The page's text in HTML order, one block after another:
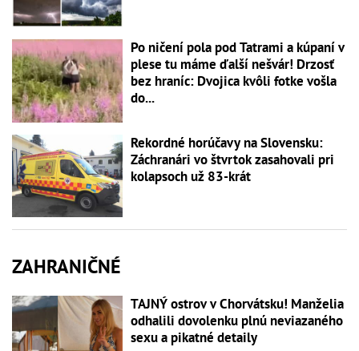
Po ničení pola pod Tatrami a kúpaní v
plese tu máme ďalší nešvár! Drzosť
bez hraníc: Dvojica kvôli fotke vošla
do...
Rekordné horúčavy na Slovensku:
Záchranári vo štvrtok zasahovali pri
kolapsoch už 83-krát
ZAHRANIČNÉ
TAJNÝ ostrov v Chorvátsku! Manželia
odhalili dovolenku plnú neviazaného
sexu a pikatné detaily